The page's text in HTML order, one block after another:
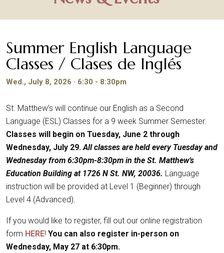
Summer English Language
Classes / Clases de Inglés
Wed., July 8, 2026 · 6:30 - 8:30pm
St. Matthew’s will continue our English as a Second
Language (ESL) Classes for a 9 week Summer Semester.
Classes will begin on Tuesday, June 2 through
Wednesday, July 29.All classes are held every Tuesday and
Wednesday from 6:30pm-8:30pm in the St. Matthew’s
Education Building at 1726 N St. NW, 20036. Language
instruction will be provided at Level 1 (Beginner) through
Level 4 (Advanced).
If you would like to register, fill out our online registration
form HERE! You can also register in-person on
Wednesday, May 27 at 6:30pm.